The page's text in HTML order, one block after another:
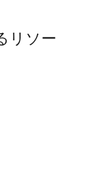
リソー